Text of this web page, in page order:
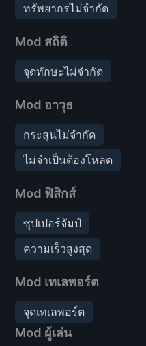
ทรัพยากรไม่จำกัด
Mod สถิติ
จุดทักษะไม่จำกัด
Mod อาวุธ
กระสุนไม่จำกัด
ไม่จำเป็นต้องโหลด
Mod ฟิสิกส์
ซุปเปอร์จัมป์
ความเร็วสูงสุด
Mod เทเลพอร์ต
จุดเทเลพอร์ต
Mod ผู้เล่น